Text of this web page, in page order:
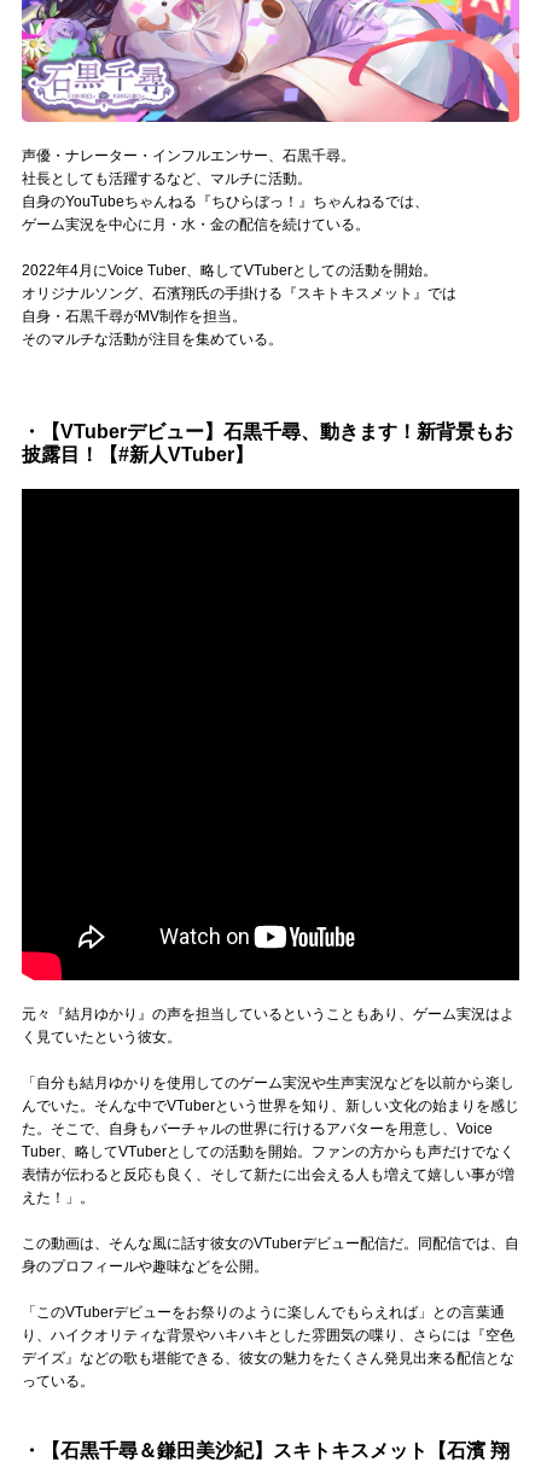
muevoクラウドファンディング
muevoコミュニティ
ぶいクラ！by muevo
ぶいコミュ！by muevo
ぶいマガ！ by muevo
Follow us
Official SNS
声優・ナレーター・インフルエンサー、石黒千尋。
社長としても活躍するなど、マルチに活動。
自身のYouTubeちゃんねる『ちひらぼっ！』ちゃんねるでは、
ゲーム実況を中心に月・水・金の配信を続けている。
2022年4月にVoice Tuber、略してVTuberとしての活動を開始。
オリジナルソング、石濱翔氏の手掛ける『スキトキスメット』では
自身・石黒千尋がMV制作を担当。
そのマルチな活動が注目を集めている。
・【VTuberデビュー】石黒千尋、動きます！新背景もお
披露目！【#新人VTuber】
元々『結月ゆかり』の声を担当しているということもあり、ゲーム実況はよ
く見ていたという彼女。
「自分も結月ゆかりを使用してのゲーム実況や生声実況などを以前から楽し
んでいた。そんな中でVTuberという世界を知り、新しい文化の始まりを感じ
た。そこで、自身もバーチャルの世界に行けるアバターを用意し、Voice
Tuber、略してVTuberとしての活動を開始。ファンの方からも声だけでなく
表情が伝わると反応も良く、そして新たに出会える人も増えて嬉しい事が増
えた！」。
この動画は、そんな風に話す彼女のVTuberデビュー配信だ。同配信では、自
身のプロフィールや趣味などを公開。
「このVTuberデビューをお祭りのように楽しんでもらえれば」との言葉通
り、ハイクオリティな背景やハキハキとした雰囲気の喋り、さらには『空色
デイズ』などの歌も堪能できる、彼女の魅力をたくさん発見出来る配信とな
っている。
・【石黒千尋＆鎌田美沙紀】スキトキスメット【石濱 翔